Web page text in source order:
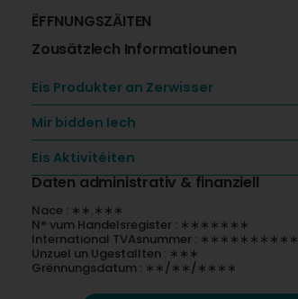
ËFFNUNGSZÄITEN
Zousätzlech Informatiounen
Eis Produkter an Zerwisser
Mir bidden Iech
Eis Aktivitéiten
Daten administrativ & finanziell
Nace : ∗∗.∗∗∗
N° vum Handelsregister : ∗∗∗∗∗∗∗
International TVAsnummer : ∗∗∗∗∗∗∗∗∗∗
Unzuel un Ugestallten : ∗∗∗
Grënnungsdatum : ∗∗/∗∗/∗∗∗∗